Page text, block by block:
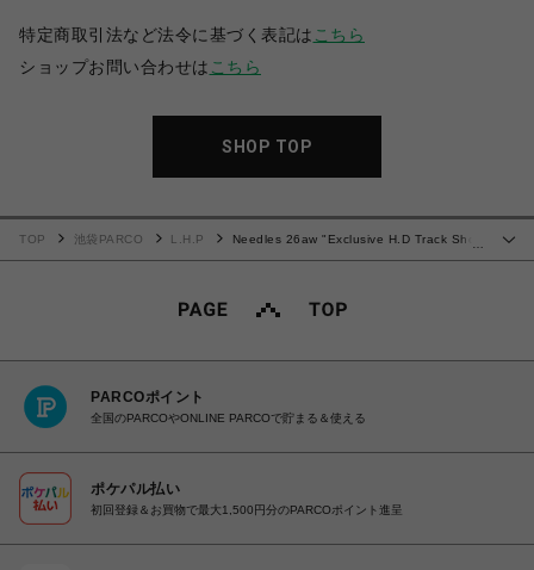
特定商取引法など法令に基づく表記は こちら
ショップお問い合わせは こちら
SHOP TOP
…
TOP 池袋PARCO L.H.P
Needles 26aw "Exclusive H.D Track Short
PARCOポイント
全国のPARCOやONLINE PARCOで貯まる＆使える
ポケパル払い
初回登録＆お買物で最大1,500円分のPARCOポイント進呈